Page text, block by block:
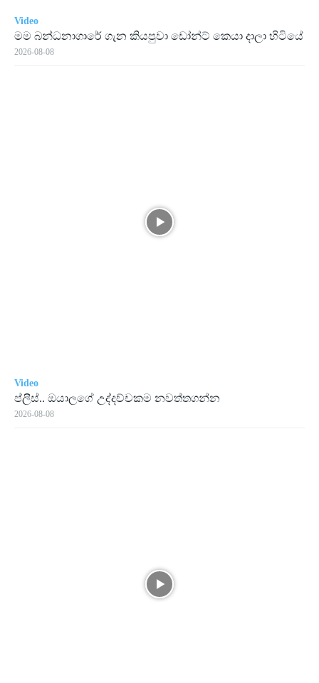
Video
මම බන්ධනාගාරේ ගැන කියපුවා ඩෝන්ට් කෙයා දාලා හිටියේ
2026-08-08
Video
ප්ලීස්.. ඔයාලගේ උද්දච්චකම නවත්තගන්න
2026-08-08